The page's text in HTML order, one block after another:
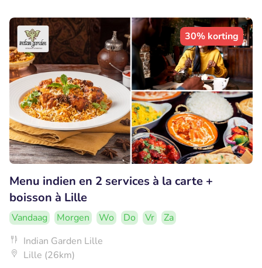
30% korting
Menu indien en 2 services à la carte +
boisson à Lille
Vandaag Morgen Wo Do Vr
Za
Indian Garden Lille
Lille (26km)